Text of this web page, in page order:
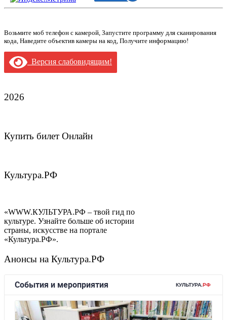
Возьмите моб телефон с камерой, Запустите программу для сканирования
кода, Наведите объектив камеры на код, Получите информацию!
Версия слабовидящим!
2026
Купить билет Онлайн
Культура.РФ
«WWW.КУЛЬТУРА.РФ – твой гид по
культуре. Узнайте больше об истории
страны, искусстве на портале
«Культура.РФ».
Анонсы на Культура.РФ